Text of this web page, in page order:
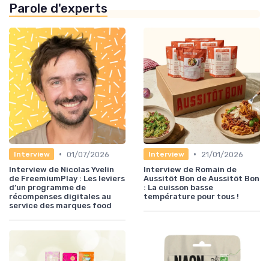
Parole d'experts
Interview • 01/07/2026
Interview de Nicolas Yvelin
de FreemiumPlay : Les leviers
d’un programme de
récompenses digitales au
service des marques food
Interview •
21/01/2026
Interview de Romain de
Aussitôt Bon de Aussitôt Bon
: La cuisson basse
température pour tous !